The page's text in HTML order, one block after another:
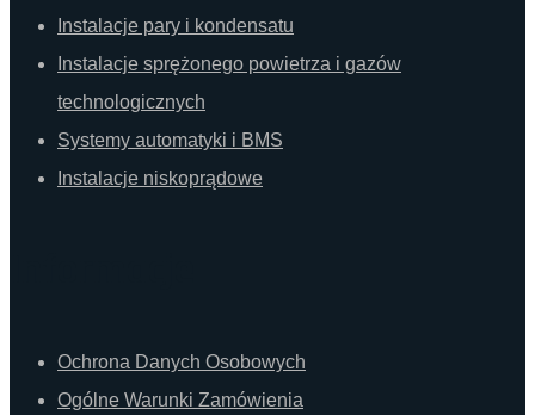
Instalacje pary i kondensatu
Instalacje sprężonego powietrza i gazów
technologicznych
Systemy automatyki i BMS
Instalacje niskoprądowe
Ochrona Danych Osobowych
Ogólne Warunki Zamówienia